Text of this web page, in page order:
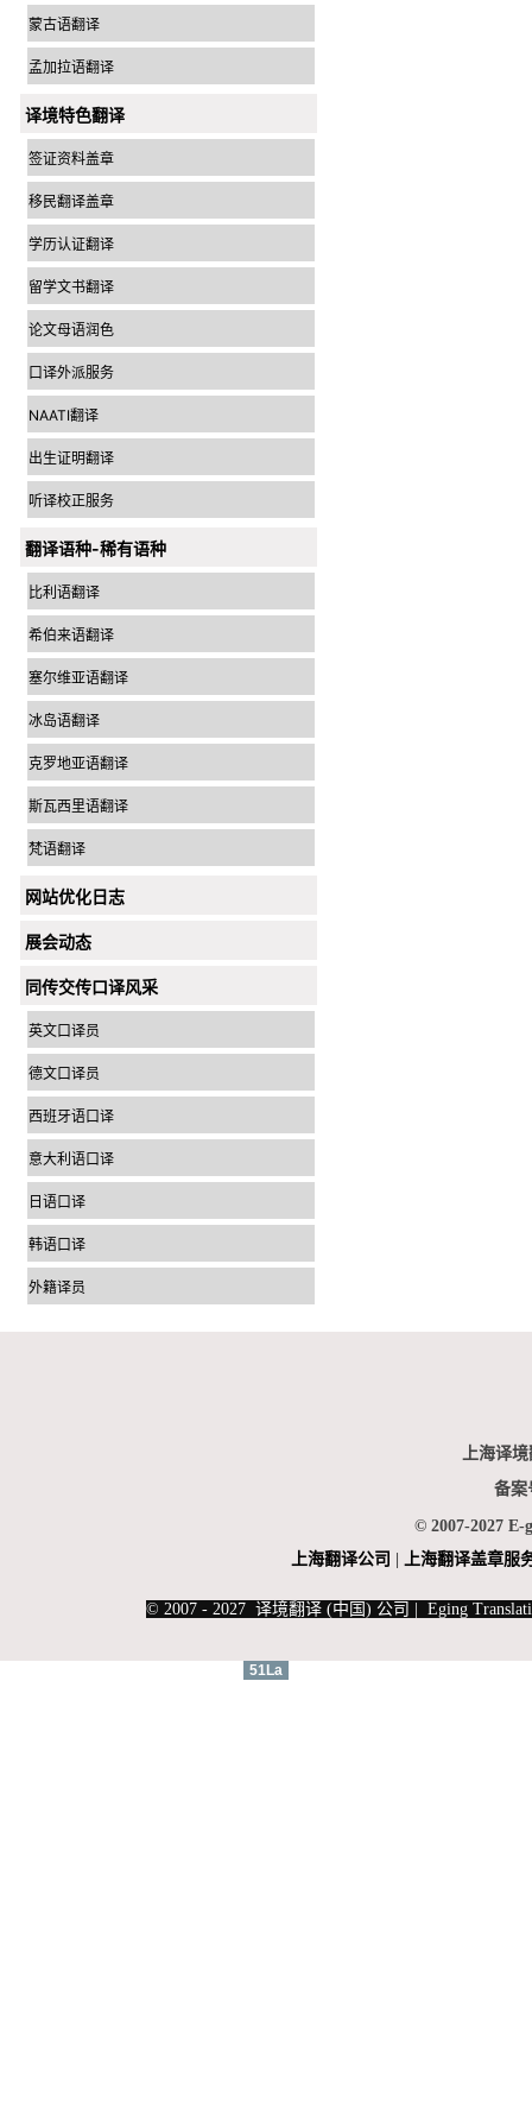
蒙古语翻译
孟加拉语翻译
译境特色翻译
签证资料盖章
移民翻译盖章
学历认证翻译
留学文书翻译
论文母语润色
口译外派服务
NAATI翻译
出生证明翻译
听译校正服务
翻译语种-稀有语种
比利语翻译
希伯来语翻译
塞尔维亚语翻译
冰岛语翻译
克罗地亚语翻译
斯瓦西里语翻译
梵语翻译
网站优化日志
展会动态
同传交传口译风采
英文口译员
德文口译员
西班牙语口译
意大利语口译
日语口译
韩语口译
外籍译员
上海译
备案
© 2007-2027 E-
上海翻译公司 上海翻译盖章服
© 2007 - 2027 译境翻译 (中国) 公司 | Eging
51La